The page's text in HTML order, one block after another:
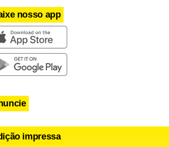
nosso app
impressa